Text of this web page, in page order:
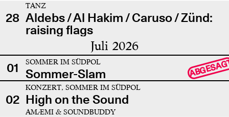
28
TANZ
Aldebs / Al Hakim / Caruso / Zünd:
raising flags
Juli 2026
01 SOMMER IM SÜDPOL
Sommer-Slam
02
KONZERT, SOMMER IM SÜDPOL
High on the Sound
AMÆMI & SOUNDBUDDY